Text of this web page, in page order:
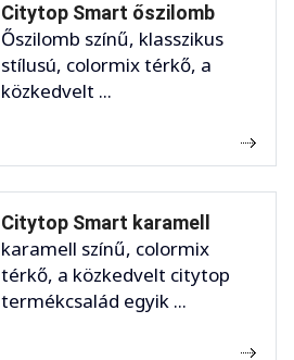
Citytop Smart őszilomb
Őszilomb színű, klasszikus
stílusú, colormix térkő, a
közkedvelt ...
Citytop Smart karamell
karamell színű, colormix
térkő, a közkedvelt citytop
termékcsalád egyik ...